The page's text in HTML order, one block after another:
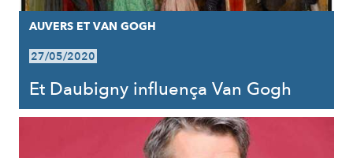
AUVERS ET VAN GOGH
27/05/2020
Et Daubigny influença Van Gogh